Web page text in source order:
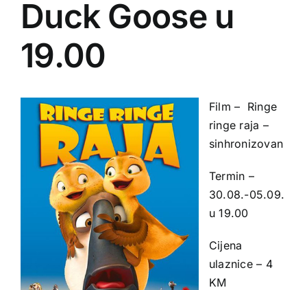
Duck Goose u
19.00
Film – Ringe
ringe raja –
sinhronizovan
Termin –
30.08.-05.09.
u 19.00
Cijena
ulaznice – 4
KM